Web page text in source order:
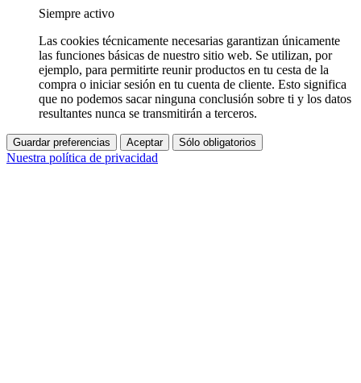
Siempre activo
Las cookies técnicamente necesarias garantizan únicamente
las funciones básicas de nuestro sitio web. Se utilizan, por
ejemplo, para permitirte reunir productos en tu cesta de la
compra o iniciar sesión en tu cuenta de cliente. Esto significa
que no podemos sacar ninguna conclusión sobre ti y los datos
resultantes nunca se transmitirán a terceros.
Guardar preferencias Aceptar Sólo obligatorios
Nuestra política de privacidad